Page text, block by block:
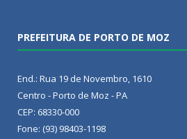
PREFEITURA DE PORTO DE MOZ
End.: Rua 19 de Novembro, 1610
Centro - Porto de Moz - PA
CEP: 68330-000
Fone: (93) 98403-1198